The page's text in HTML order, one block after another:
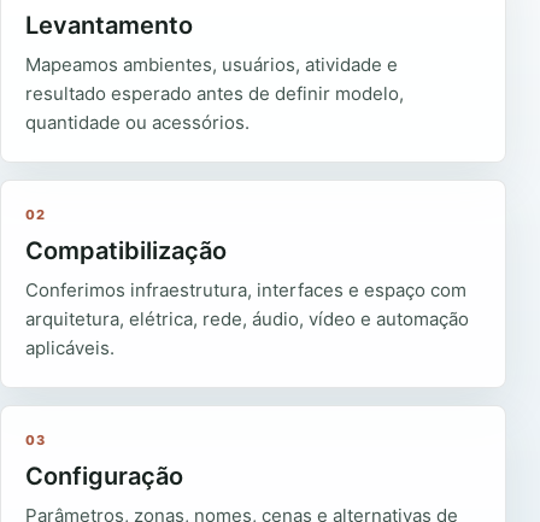
Levantamento
Mapeamos ambientes, usuários, atividade e
resultado esperado antes de definir modelo,
quantidade ou acessórios.
02
Compatibilização
Conferimos infraestrutura, interfaces e espaço com
arquitetura, elétrica, rede, áudio, vídeo e automação
aplicáveis.
03
Configuração
Parâmetros, zonas, nomes, cenas e alternativas de